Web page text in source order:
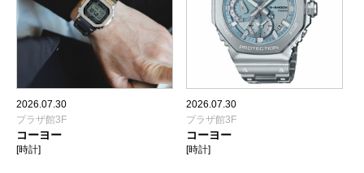
2026.07.30
プラザ館3F
コーヨー
[時計]
2026.07.30
プラザ館3F
コーヨー
[時計]